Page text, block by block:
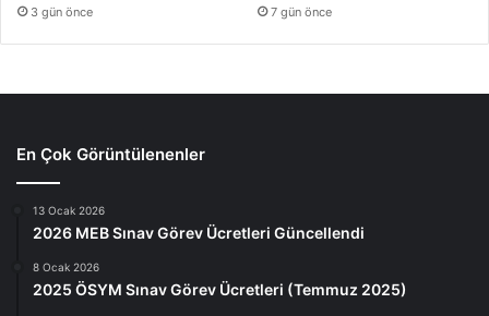
3 gün önce 7 gün önce
En Çok Görüntülenenler
13 Ocak 2026
2026 MEB Sınav Görev Ücretleri Güncellendi
8 Ocak 2026
2025 ÖSYM Sınav Görev Ücretleri (Temmuz 2025)